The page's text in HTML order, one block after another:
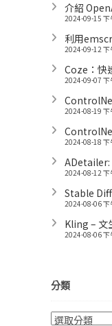
介紹
2024-09-15 下
利用
2024-09-12 下
Coze：快
2024-09-07 下
2024-08-19 下
2024-08-18 下
ADetailer:
2024-08-12 下
Stable
2024-08-06 下
Kling – 文
2024-08-06 下
分類
分